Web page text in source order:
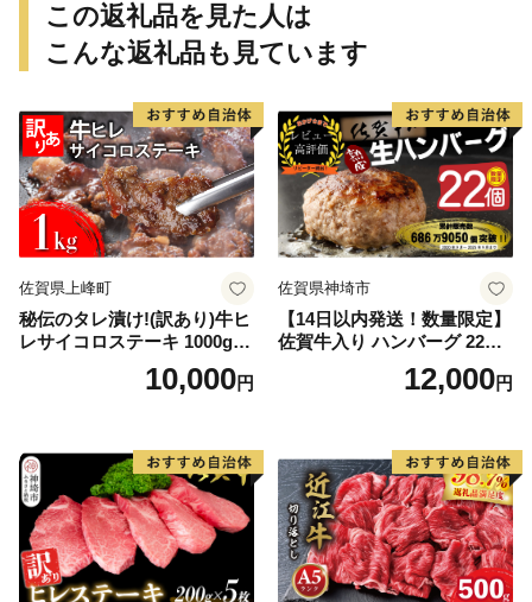
この返礼品を見た人は
こんな返礼品も見ています
佐賀県上峰町
秘伝のタレ漬け!(訳あり)牛ヒ
レサイコロステーキ 1000g
10,000円
佐賀県神埼市
【14日以内発送！数量限定】
佐賀牛入り ハンバーグ 22個
2.6kg(120g×22個)【佐賀牛
黒毛和牛 ブランド牛 九州 ハ
気】(H083106)
12,000円